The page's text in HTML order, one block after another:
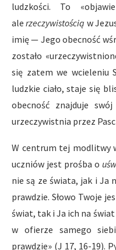
ludzkości. To
alerzeczywistością w
imię — Jego obecność
zostało
się zatem we wcieleniu
ludzkie ciało, staje się
obecność znajduje
urzeczywistnia przez
W centrum tej modlitwy
uczniów jest prośba o
nie są ze świata, jak i Ja
prawdzie. Słowo Twoje
świat, tak i Ja ich na świat
w ofierze samego
prawdzie» (J 17, 16-19).